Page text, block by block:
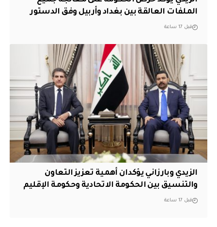
الملفات العالقة بين بغداد وأربيل وفق الدستور
قبل 17 ساعة
الزيدي وبارزاني يؤكدان أهمية تعزيز التعاون
والتنسيق بين الحكومة الاتحادية وحكومة الإقليم
قبل 17 ساعة